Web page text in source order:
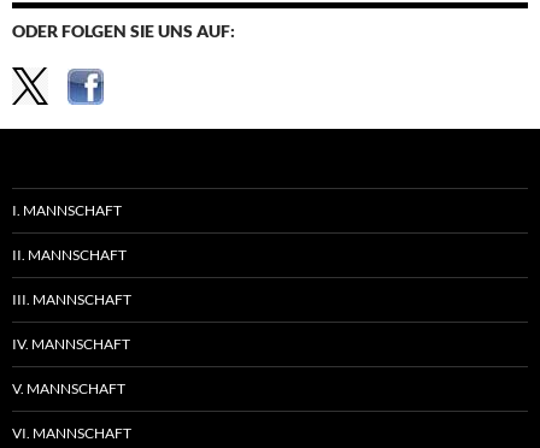
ODER FOLGEN SIE UNS AUF:
I. MANNSCHAFT
II. MANNSCHAFT
III. MANNSCHAFT
IV. MANNSCHAFT
V. MANNSCHAFT
VI. MANNSCHAFT